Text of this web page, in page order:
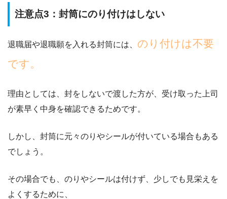
注意点3：封筒にのり付けはしない
退職届や退職願を入れる封筒には、 のり付けは不要
です。
理由としては、 封をしないで渡した方が、受け取った上司
が素早く中身を確認できるためです。
しかし、封筒に元々のりやシールが付いている場合もある
でしょう。
その場合でも、のりやシールは付けず、少しでも見栄えを
よくするために、